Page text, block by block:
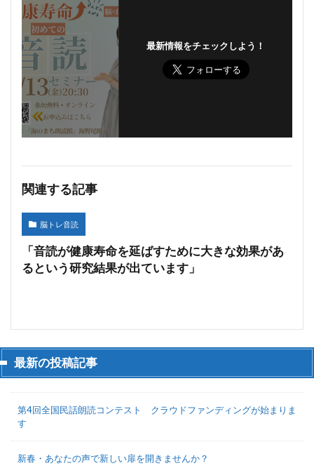
最新情報をチェックしよう！
関連する記事
脳トレ音読
「音読が健康寿命を延ばすために大きな効果があ
るという研究結果が出ています」
最新の投稿記事
第4回全国民話朗読コンテスト クラウドファンディングが始まりま
す
新春・あなたの声で新しい扉を開きませんか？